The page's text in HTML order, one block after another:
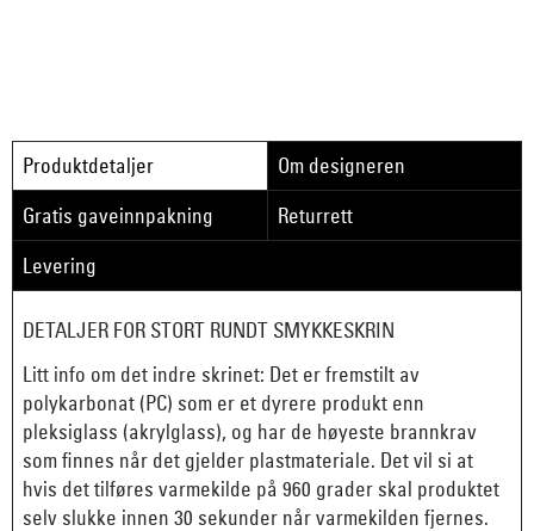
Produktdetaljer
Om designeren
Gratis gaveinnpakning
Returrett
Levering
DETALJER FOR STORT RUNDT SMYKKESKRIN
Litt info om det indre skrinet: Det er fremstilt av
polykarbonat (PC) som er et dyrere produkt enn
pleksiglass (akrylglass), og har de høyeste brannkrav
som finnes når det gjelder plastmateriale. Det vil si at
hvis det tilføres varmekilde på 960 grader skal produktet
selv slukke innen 30 sekunder når varmekilden fjernes.